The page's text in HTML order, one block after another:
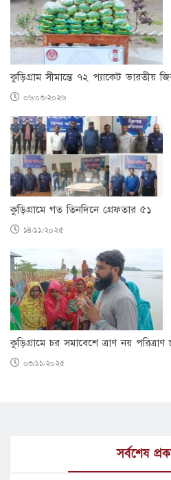
কুড়িগ্রাম সীমান্তে ৭২ প্যাকেট ভারতীয়
০৬/০৩/২০২৬
কুড়িগ্রামে গত তিনদিনে গ্রেফতার ৫১
১৪/১১/২০২৫
কুড়িগ্রামে চর সমাবেশে ত্রাণ নয় পরিত্রাণ
০৩/১১/২০২৫
সর্বশেষ